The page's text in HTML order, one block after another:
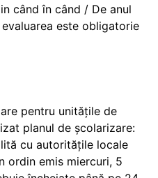
când în când / De anul
este obligatorie
pentru unitățile de
planul de școlarizare:
cu autoritățile locale
ordin emis miercuri, 5